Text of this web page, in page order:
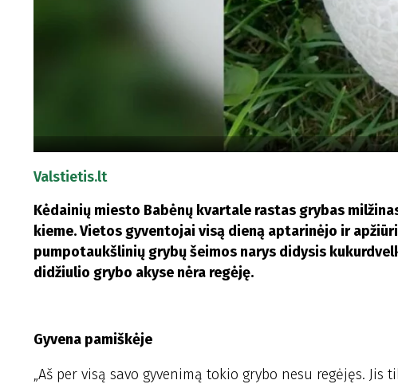
Valstietis.lt
Kėdainių miesto Babėnų kvartale rastas grybas
kieme. Vietos gyventojai visą dieną aptarinėjo ir
pumpotaukšlinių grybų šeimos narys didysis
didžiulio grybo akyse nėra regėję.
Gyvena pamiškėje
„Aš per visą savo gyvenimą tokio grybo nesu regėjęs.